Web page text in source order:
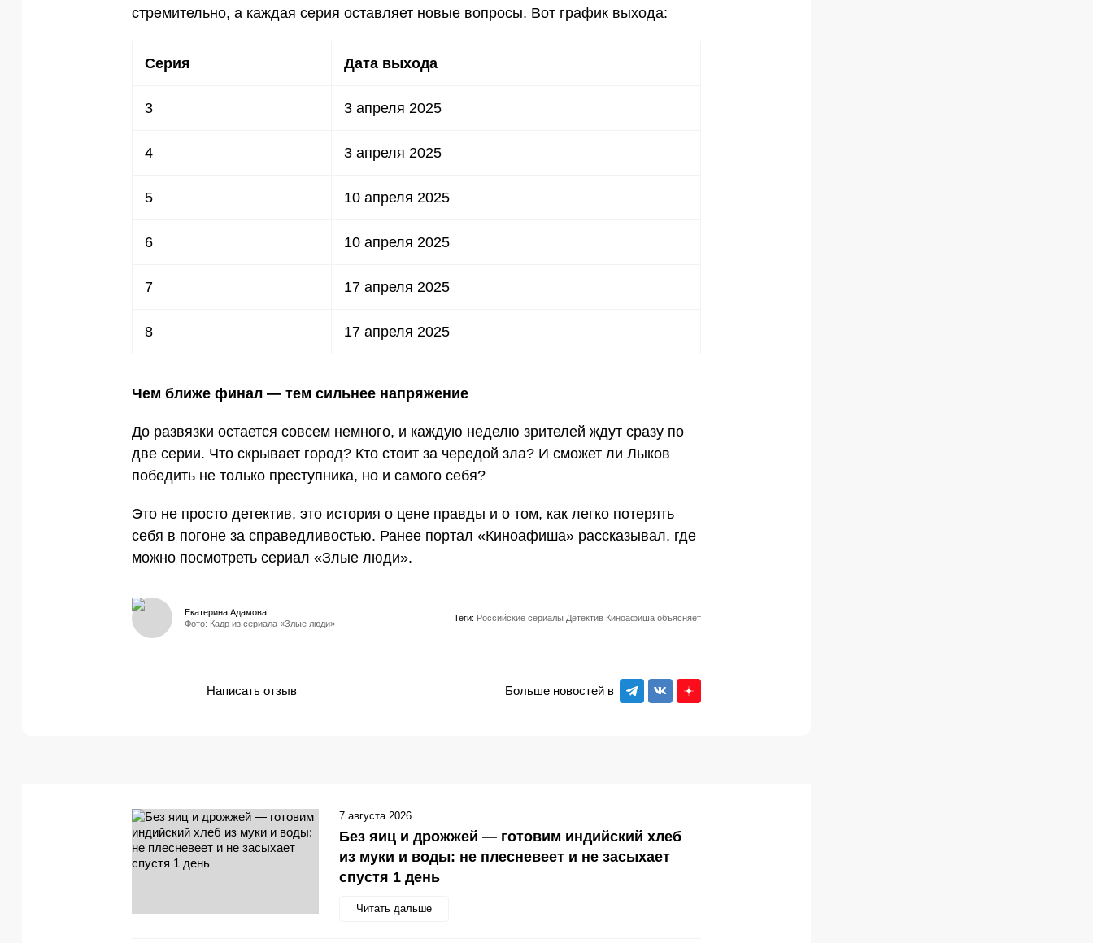
стремительно, а каждая серия оставляет новые вопросы. Вот график выхода:
Серия Дата выхода
3 3 апреля 2025
4 3 апреля 2025
5 10 апреля 2025
6 10 апреля 2025
7 17 апреля 2025
8 17 апреля 2025
Чем ближе финал — тем сильнее напряжение
До развязки остается совсем немного, и каждую неделю зрителей ждут сразу по
две серии. Что скрывает город? Кто стоит за чередой зла? И сможет ли Лыков
победить не только преступника, но и самого себя?
Это не просто детектив, это история о цене правды и о том, как легко потерять
себя в погоне за справедливостью. Ранее портал «Киноафиша» рассказывал, где
можно посмотреть сериал «Злые люди».
Фото: Кадр из сериала «Злые люди»
Екатерина Адамова
Теги: Российские сериалы Детектив Киноафиша объясняет
Больше новостей в
Написать отзыв
Без яиц и дрожжей — готовим индийский хлеб
из муки и воды: не плесневеет и не засыхает
спустя 1 день
Читать дальше
7 августа 2026